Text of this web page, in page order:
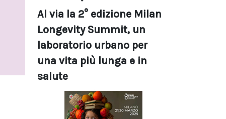
Al via la 2° edizione Milan
Longevity Summit, un
laboratorio urbano per
una vita più lunga e in
salute